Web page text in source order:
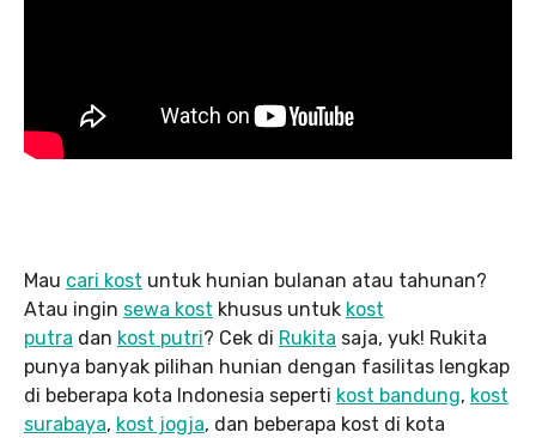
Mau cari kost untuk hunian bulanan atau tahunan?
Atau ingin sewa kost khusus untuk kost
putra dan kost putri? Cek di Rukita saja, yuk! Rukita
punya banyak pilihan hunian dengan fasilitas lengkap
di beberapa kota Indonesia seperti kost bandung, kost
surabaya, kost jogja, dan beberapa kost di kota